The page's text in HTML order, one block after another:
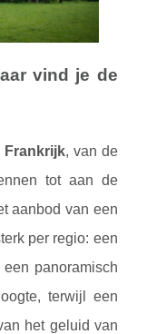
vind je de
Frankrijk, van de
tot aan de
aanbod van een
per regio: een
panoramisch
terwijl een
het geluid van